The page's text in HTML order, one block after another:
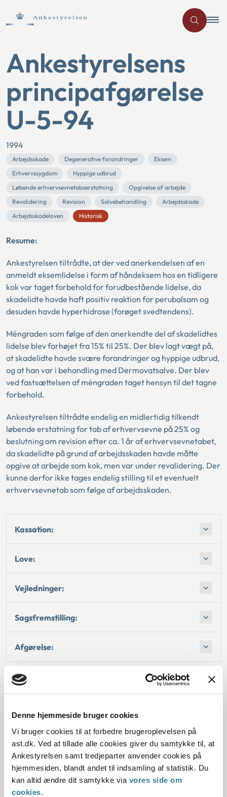
Denne hjemmeside bruger cookies
Vi bruger cookies til at forbedre brugeroplevelsen på
ast.dk. Ved at tillade alle cookies giver du samtykke til, at
Ankestyrelsen samt tredjeparter anvender cookies på
hjemmesiden, blandt andet til indsamling af statistik. Du
kan altid ændre dit samtykke via vores side om
cookies.
Ankestyrelsens
principafgørelse
U-5-94
1994
Arbejdsskade Degenerative forandringer
Eksem
Erhvervssygdom
Hyppige udbrud
Løbende erhvervsevnetabserstatning
Opgivelse af arbejde
Revalidering
Revision Salvebehandling
Arbejdsskade
Arbejdsskadeloven
Historisk
Resume:
Ankestyrelsen tiltrådte, at der ved anerkendelsen af en
anmeldt eksemlidelse i form af håndeksem hos en tidligere
kok var taget forbehold for forudbestående lidelse, da
skadelidte havde haft positiv reaktion for perubalsam og
desuden havde hyperhidrose (forøget svedtendens).
Méngraden som følge af den anerkendte del af skadelidtes
lidelse blev forhøjet fra 15% til 25%. Der blev lagt vægt på,
at skadelidte havde svære forandringer og hyppige udbrud,
og at han var i behandling med Dermovatsalve. Der blev
ved fastsættelsen af méngraden taget hensyn til det tagne
forbehold.
Ankestyrelsen tiltrådte endelig en midlertidig tilkendt
løbende erstatning for tab af erhvervsevne på 25% og
beslutning om revision efter ca. 1 år af erhvervsevnetabet,
da skadelidte på grund af arbejdsskaden havde måtte
opgive at arbejde som kok, men var under revalidering. Der
kunne derfor ikke tages endelig stilling til et eventuelt
erhvervsevnetab som følge af arbejdsskaden.
Kassation:
Love:
Vejledninger:
Sagsfremstilling:
Afgørelse:
Offentliggørelsesdato
12.07.2013
Paragraf